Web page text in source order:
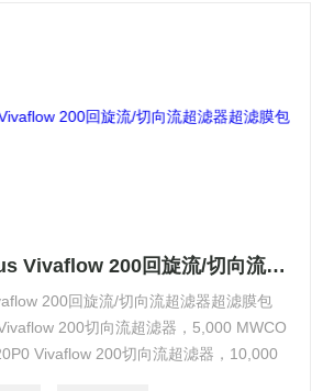
赛多利斯sartorius Vivaflow 200回旋流/切向流超滤器超滤膜包Vivascienc
200回旋流/切向流超滤器超滤膜包
200切向流超滤器，5,000 MWCO
Vivaflow 200切向流超滤器，10,000